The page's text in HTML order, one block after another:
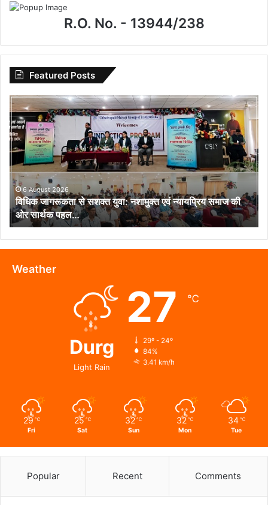
R.O. No. - 13944/238
Featured Posts
विधिक
जागरूकता
से
सशक्त
युवा:
नशामुक्त
एवं
न्यायप्रिय
समाज
की
ओर
सार्थक
पहल…
6 August 2026
विधिक जागरूकता से सशक्त युवा: नशामुक्त एवं न्यायप्रिय समाज की
ओर सार्थक पहल…
Weather
Durg
Light Rain
27 ℃
29º - 24º
84%
3.41 km/h
29 ℃
Fri
25 ℃
Sat
32 ℃
Sun
32 ℃
Mon
34 ℃
Tue
Popular Recent Comments